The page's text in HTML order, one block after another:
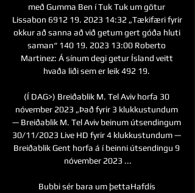
með Gumma Ben í Tuk Tuk um götur
Lissabon 6912 19. 2023 14:32 „Tæki­­færi fyrir
okkur að sanna að við getum gert góða hluti
saman“ 140 19. 2023 13:00 Roberto
Martinez: Á sínum degi getur Ísland veitt
hvaða liði sem er leik 492 19.
(Í DAG>) Breiðablik M. Tel Aviv horfa 30
nóvember 2023 „Það fyrir 3 klukkustundum
— Breiðablik M. Tel Aviv beinum útsendingum
30/11/2023 Live HD fyrir 4 klukkustundum —
Breiðablik Gent horfa á í beinni útsendingu 9
nóvember 2023 ...
Bubbi sér bara um þettaHafdís